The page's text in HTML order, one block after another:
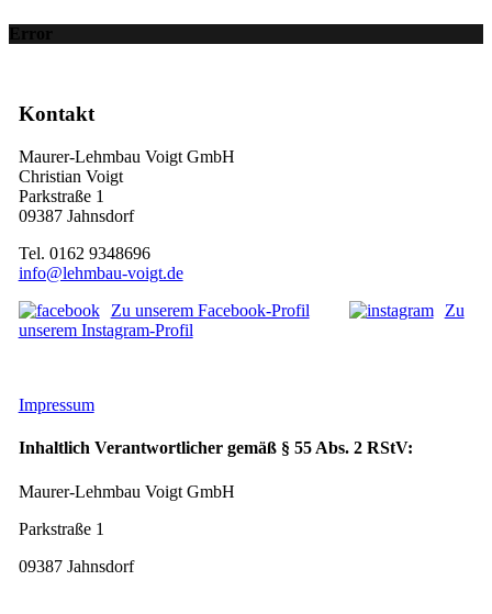
Error
Kontakt
Maurer-Lehmbau Voigt GmbH
Christian Voigt
Parkstraße 1
09387 Jahnsdorf
Tel. 0162 9348696
info@lehmbau-voigt.de
Zu unserem Facebook-Profil
Zu
unserem Instagram-Profil
Impressum
Inhaltlich Verantwortlicher gemäß § 55 Abs. 2 RStV:
Maurer-Lehmbau Voigt GmbH
Parkstraße 1
09387 Jahnsdorf